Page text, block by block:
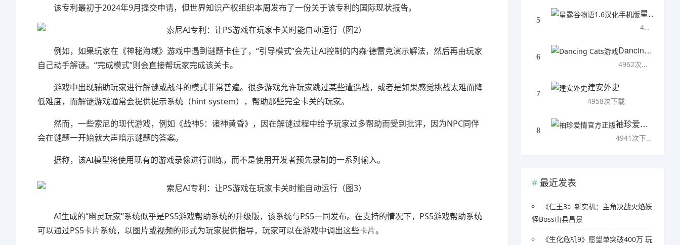
该专利最初于2024年9月提交申请，但世界知识产权组织本周发布了一份关于该专利的国际现状报告。
例如，如果玩家在《神秘海域》游戏中遇到谜题卡住了，“引导模式”会先让AI控制的内森·德雷克演示解法，然后再由玩家
自己动手解谜。“完成模式”则会直接帮玩家完成该关卡。
游戏中出现辅助玩家进行解谜或战斗的模式非常普遍。很多游戏允许玩家跳过某些遭遇战，或者是如果感觉挑战太难而降
低难度，而解谜游戏通常会提供提示系统（hint system），帮助那些完全卡关的玩家。
然而，一些索尼的现代游戏，例如《战神5：诸神黄昏》，因在解谜过程中给予玩家过多帮助而受到批评，因为NPC同伴
会在谜题一开始就大声暗示谜题的答案。
据称，该AI模型将使用现有的游戏录像进行训练，而不是使用开发者预先录制的一系列输入。
AI生成的“幽灵玩家”系统似乎是PS5游戏帮助系统的升级版，该系统与PS5一同发布。在支持的情况下，PS5游戏帮助系统
可以通过PS5卡片系统，以图片或视频的形式为玩家提供指导，玩家可以在游戏中调出这些卡片。
5
星露谷物语1.6汉化手机版
4993次下载
6
Dancing Cats游戏
4962次下载
7
建安外史
4958次下载
8
袖珍爱情官方正版
4941次下载
最近发表
《仁王3》新实机：主角决战火焰妖
怪Boss山县昌景
《生化危机9》愿望单突破400万 玩